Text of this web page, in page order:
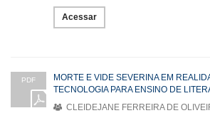
Acessar
PDF
MORTE E VIDE SEVERINA EM
TECNOLOGIA PARA ENSINO DE
CLEIDEJANE FERREIRA DE